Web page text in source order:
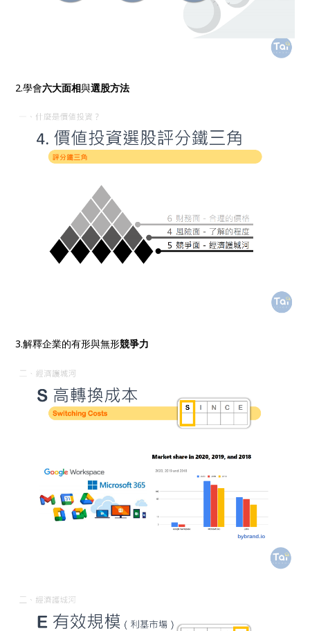
2.學會六大面相與選股方法
3.解釋企業的有形與無形競爭力